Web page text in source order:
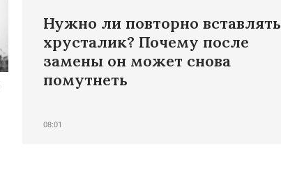
Нужно ли повторно вставлять
хрусталик? Почему после
замены он может снова
помутнеть
08:01